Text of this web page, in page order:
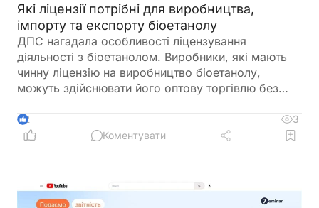
Які ліцензії потрібні для виробництва,
імпорту та експорту біоетанолу
ДПС нагадала особливості ліцензування
діяльності з біоетанолом. Виробники, які мають
чинну ліцензію на виробництво біоетанолу,
можуть здійснювати його оптову торгівлю без
імпорту, експорту та інших операцій із
біоетанолом закон встановлює окремі вимоги, а
2
3
Коментувати